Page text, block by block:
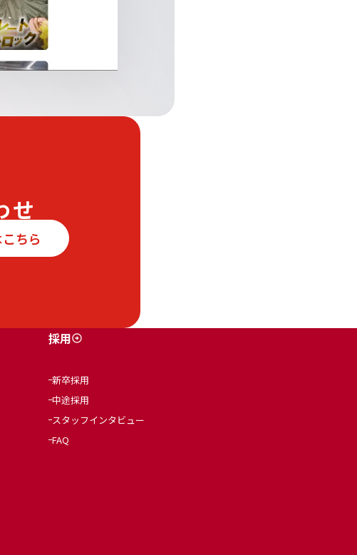
せ
ちら
採用
新卒採用
中途採用
スタッフインタビュー
FAQ